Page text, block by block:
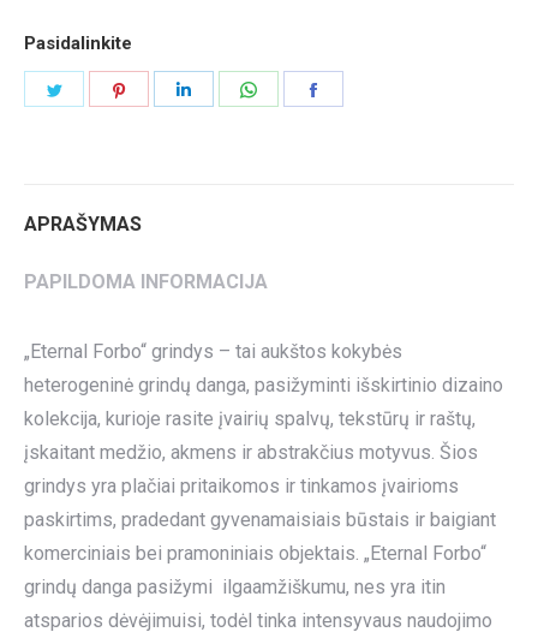
Pasidalinkite
APRAŠYMAS
PAPILDOMA INFORMACIJA
„Eternal Forbo“ grindys – tai aukštos kokybės
heterogeninė grindų danga, pasižyminti išskirtinio dizaino
kolekcija, kurioje rasite įvairių spalvų, tekstūrų ir raštų,
įskaitant medžio, akmens ir abstrakčius motyvus. Šios
grindys yra plačiai pritaikomos ir tinkamos įvairioms
paskirtims, pradedant gyvenamaisiais būstais ir baigiant
komerciniais bei pramoniniais objektais. „Eternal Forbo“
grindų danga pasižymi ilgaamžiškumu, nes yra itin
atsparios dėvėjimuisi, todėl tinka intensyvaus naudojimo